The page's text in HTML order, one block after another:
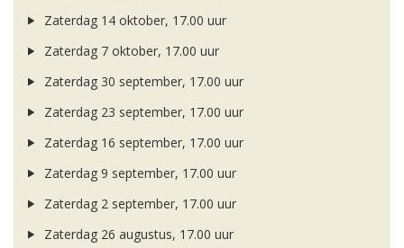
Zaterdag 14 oktober, 17.00 uur
Zaterdag 7 oktober, 17.00 uur
Zaterdag 30 september, 17.00 uur
Zaterdag 23 september, 17.00 uur
Zaterdag 16 september, 17.00 uur
Zaterdag 9 september, 17.00 uur
Zaterdag 2 september, 17.00 uur
Zaterdag 26 augustus, 17.00 uur